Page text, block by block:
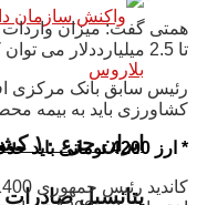
همتی گفت: میزان واردات
تا 2.5 میلیارددلار می توان کاهش داد.
رئیس سابق بانک مرکزی
کشاورزی باید به بیمه
* ارز 4200 تومانی باید حذف شود